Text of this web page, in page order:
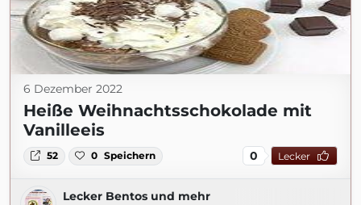
6 Dezember 2022
Heiße Weihnachtsschokolade mit
Vanilleeis
52 0 Speichern 0 Lecker
Lecker Bentos und mehr